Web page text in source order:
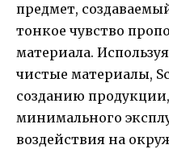
предмет,
тонкое чувство
материала.
чистые материалы,
созданию
минимального
воздействия на